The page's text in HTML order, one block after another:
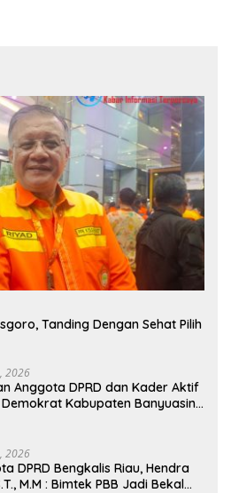
Tanding Dengan Sehat Pilih
2026
Anggota DPRD dan Kader Aktif
Kabupaten Banyuasin
2026
DPRD Bengkalis Riau, Hendra
M.M : Bimtek PBB Jadi Bekal